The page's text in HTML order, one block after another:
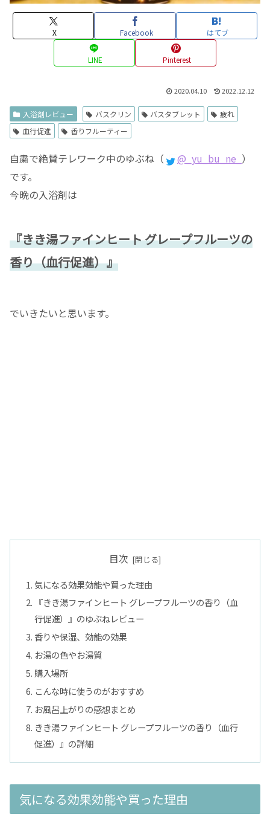
X Facebook はてブ
LINE Pinterest
2020.04.10 2022.12.12
入浴剤レビュー バスクリン バスタブレット
疲れ
血行促進
香りフルーティー
自粛で絶賛テレワーク中のゆぶね（ @_yu_bu_ne_ ）
です。
今晩の入浴剤は
『きき湯ファインヒート グレープフルーツの
香り（血行促進）』
でいきたいと思います。
目次
気になる効果効能や買った理由
『きき湯ファインヒート グレープフルーツの香り（血
行促進）』のゆぶねレビュー
香りや保湿、効能の効果
お湯の色やお湯質
購入場所
こんな時に使うのがおすすめ
お風呂上がりの感想まとめ
きき湯ファインヒート グレープフルーツの香り（血行
促進）』の詳細
気になる効果効能や買った理由